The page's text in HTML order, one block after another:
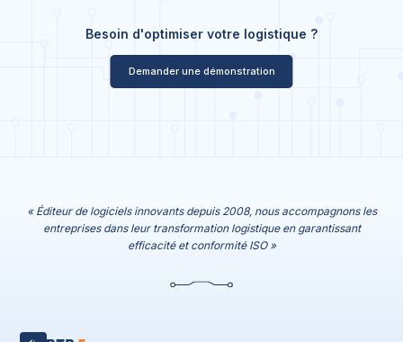
Besoin d'optimiser votre logistique ?
Demander une démonstration
« Éditeur de logiciels innovants depuis 2008, nous accompagnons les
entreprises dans leur transformation logistique en garantissant
efficacité et conformité ISO »